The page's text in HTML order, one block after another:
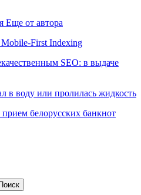
Еще от автора
Mobile-First Indexing
SEO: в выдаче
в воду или пролилась жидкость
белорусских банкнот